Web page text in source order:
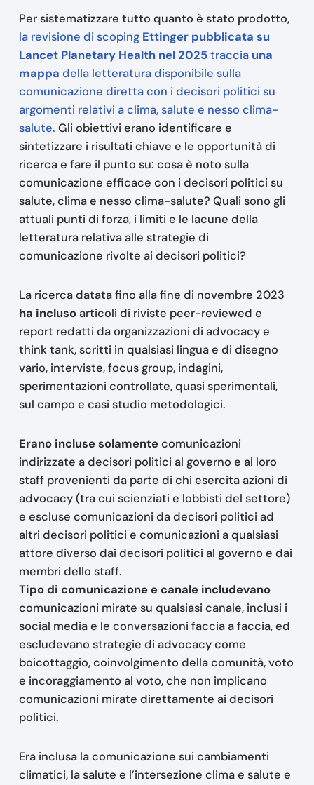
Per sistematizzare tutto quanto è stato prodotto,
la revisione di scoping Ettinger pubblicata su
Lancet Planetary Health nel 2025traccia una
mappa della letteratura disponibile sulla
comunicazione diretta con i decisori politici su
argomenti relativi a clima, salute e nesso clima-
salute. Gli obiettivi erano identificare e
sintetizzare i risultati chiave e le opportunità di
ricerca e fare il punto su: cosa è noto sulla
comunicazione efficace con i decisori politici su
salute, clima e nesso clima-salute? Quali sono gli
attuali punti di forza, i limiti e le lacune della
letteratura relativa alle strategie di
comunicazione rivolte ai decisori politici?
La ricerca datata fino alla fine di novembre 2023
ha inclusoarticoli di riviste peer-reviewed e
report redatti da organizzazioni di advocacy e
think tank, scritti in qualsiasi lingua e di disegno
vario, interviste, focus group, indagini,
sperimentazioni controllate, quasi sperimentali,
sul campo e casi studio metodologici.
Erano incluse solamentecomunicazioni
indirizzate a decisori politici al governo e al loro
staff provenienti da parte di chi esercita azioni di
advocacy (tra cui scienziati e lobbisti del settore)
e escluse comunicazioni da decisori politici ad
altri decisori politici e comunicazioni a qualsiasi
attore diverso dai decisori politici al governo e dai
membri dello staff.
Tipo di comunicazione e canale includevano
comunicazioni mirate su qualsiasi canale, inclusi i
social media e le conversazioni faccia a faccia, ed
escludevano strategie di advocacy come
boicottaggio, coinvolgimento della comunità, voto
e incoraggiamento al voto, che non implicano
comunicazioni mirate direttamente ai decisori
politici.
Era inclusa la comunicazione sui cambiamenti
climatici, la salute e l’intersezione clima e salute e